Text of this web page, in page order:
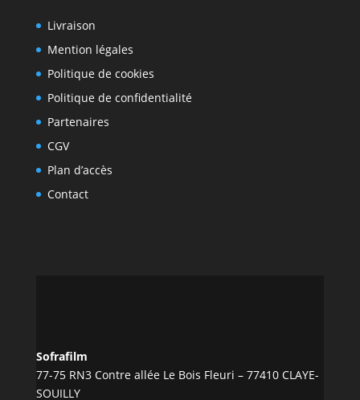
Livraison
Mention légales
Politique de cookies
Politique de confidentialité
Partenaires
CGV
Plan d’accès
Contact
Sofrafilm
77-75 RN3 Contre allée Le Bois Fleuri – 77410 CLAYE-
SOUILLY